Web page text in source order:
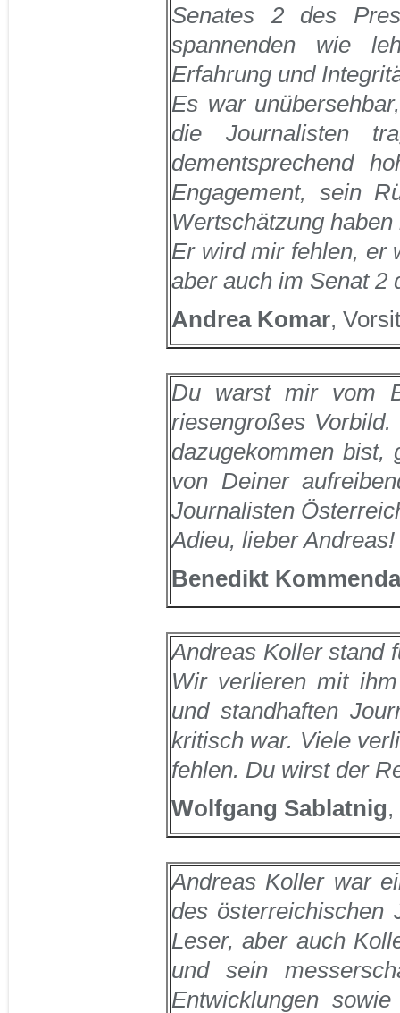
Senates 2 des
spannenden wie
Erfahrung und
Es war
die Journalisten
dementsprechend
Engagement, sein
Wertschätzung
Er wird mir fehlen, er
aber auch im Senat 2
Andrea Komar,
Du warst mir vom
riesengroßes
dazugekommen bist,
von Deiner
Journalisten
Adieu, lieber Andreas!
Benedikt Kommenda
Andreas Koller stand
Wir verlieren mit
und standhaften
kritisch war. Viele
fehlen. Du wirst der
Wolfgang Sablatnig,
Andreas Koller war
des österreichischen
Leser, aber auch
und sein
Entwicklungen